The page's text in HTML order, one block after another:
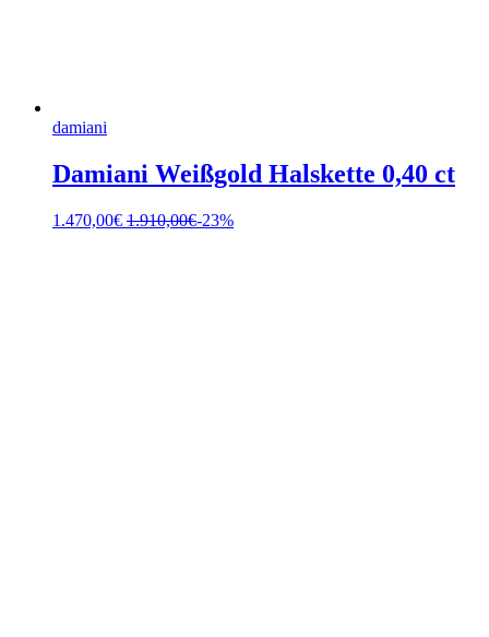
damiani
Damiani Weißgold Halskette 0,40 ct
1.470,00€ 1.910,00€-23%